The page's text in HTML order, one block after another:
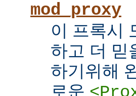
mod_proxy
이 프록시
하고 더 믿
하기위해
로운